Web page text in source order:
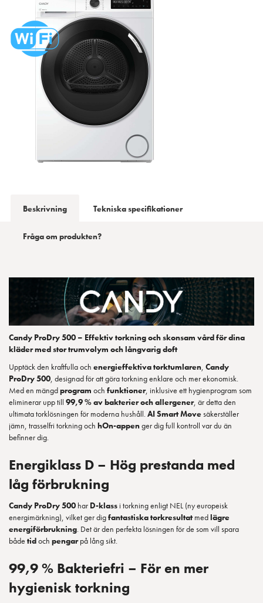
Beskrivning Tekniska specifikationer
Fråga om produkten?
Candy ProDry 500 – Effektiv torkning och skonsam vård för dina
kläder med stor trumvolym och långvarig doft
Upptäck den kraftfulla och energieffektiva torktumlaren, Candy
ProDry 500, designad för att göra torkning enklare och mer ekonomisk.
Med en mängdprogram och funktioner, inklusive ett hygienprogram som
eliminerar upp till 99,9 % av bakterier och allergener, är detta den
ultimata torklösningen för moderna hushåll.AI Smart Movesäkerställer
jämn, trasselfri torkning och hOn-appenger dig full kontroll var du än
befinner dig.
Energiklass D – Hög prestanda med
låg förbrukning
Candy ProDry 500 har D-klassi torkning enligt NEL (ny europeisk
energimärkning), vilket ger digfantastiska torkresultatmedlägre
energiförbrukning. Det är den perfekta lösningen för de som vill spara
både tidoch pengarpå lång sikt.
99,9 % Bakteriefri – För en mer
hygienisk torkning